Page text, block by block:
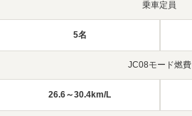
乗車定員
5名
JC08モード燃費
26.6～30.4km/L